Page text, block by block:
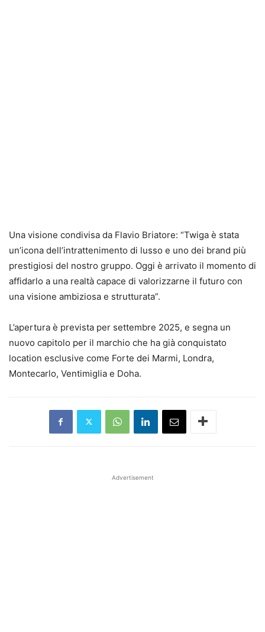
Una visione condivisa da Flavio Briatore: “Twiga è stata
un’icona dell’intrattenimento di lusso e uno dei brand più
prestigiosi del nostro gruppo. Oggi è arrivato il momento di
affidarlo a una realtà capace di valorizzarne il futuro con
una visione ambiziosa e strutturata”.
L’apertura è prevista per settembre 2025, e segna un
nuovo capitolo per il marchio che ha già conquistato
location esclusive come Forte dei Marmi, Londra,
Montecarlo, Ventimiglia e Doha.
Advertisement